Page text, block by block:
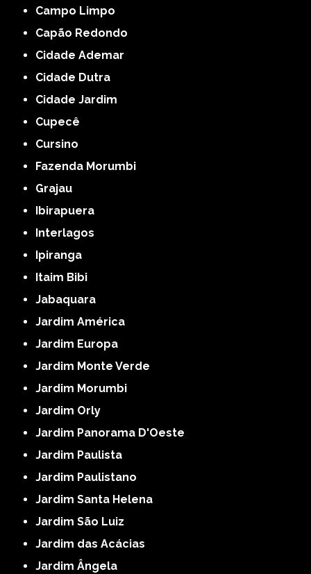
Campo Limpo
Capão Redondo
Cidade Ademar
Cidade Dutra
Cidade Jardim
Cupecê
Cursino
Fazenda Morumbi
Grajau
Ibirapuera
Interlagos
Ipiranga
Itaim Bibi
Jabaquara
Jardim América
Jardim Europa
Jardim Monte Verde
Jardim Morumbi
Jardim Orly
Jardim Panorama D'Oeste
Jardim Paulista
Jardim Paulistano
Jardim Santa Helena
Jardim São Luiz
Jardim das Acácias
Jardim Ângela